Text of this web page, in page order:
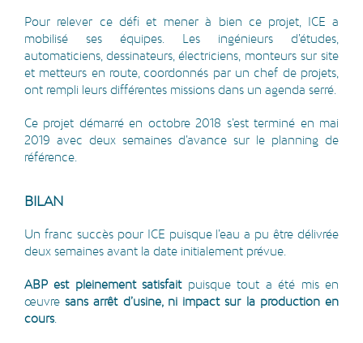
Pour relever ce défi et mener à bien ce projet, ICE a
mobilisé ses équipes. Les ingénieurs d’études,
automaticiens, dessinateurs, électriciens, monteurs sur site
et metteurs en route, coordonnés par un chef de projets,
ont rempli leurs différentes missions dans un agenda serré.
Ce projet démarré en octobre 2018 s’est terminé en mai
2019 avec deux semaines d’avance sur le planning de
référence.
BILAN
Un franc succès pour ICE puisque l’eau a pu être délivrée
deux semaines avant la date initialement prévue.
ABP est pleinement satisfaitpuisque tout a été mis en
œuvresans arrêt d’usine, ni impact sur la production en
cours